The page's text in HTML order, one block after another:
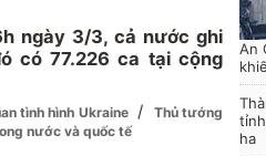
ngày 3/3, cả nước ghi
có 77.226 ca tại cộng
tình hình Ukraine /
Thủ tướng
nước và quốc tế
An
ha